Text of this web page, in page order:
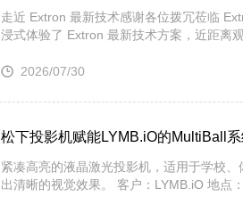
走近 Extron 最新技术感谢各位拨冗莅临
浸式体验了 Extron 最新技术方案，近距离
2026/07/30
松下投影机赋能LYMB.iO的MultiBall
紧凑高亮的液晶激光投影机，适用于学校
出清晰的视觉效果。 客户：LYMB.iO 地